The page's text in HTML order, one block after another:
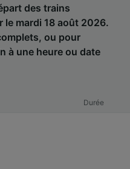
des trains
mardi 18 août 2026.
ou pour
à une heure ou date
Durée